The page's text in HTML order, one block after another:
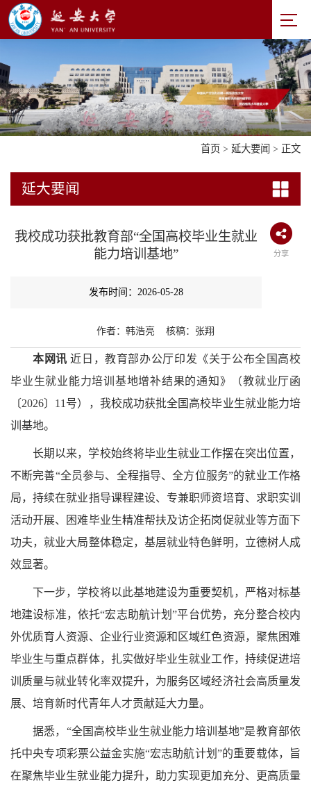
首页 > 延大要闻 > 正文
延大要闻
我校成功获批教育部“全国高校毕业生就业
能力培训基地”
分享
发布时间：2026-05-28
作者：韩浩亮 核稿：张翔
本网讯近日，教育部办公厅印发《关于公布全国高校
毕业生就业能力培训基地增补结果的通知》（教就业厅函
〔2026〕11号），我校成功获批全国高校毕业生就业能力培
训基地。
长期以来，学校始终将毕业生就业工作摆在突出位置，
不断完善“全员参与、全程指导、全方位服务”的就业工作格
局，持续在就业指导课程建设、专兼职师资培育、求职实训
活动开展、困难毕业生精准帮扶及访企拓岗促就业等方面下
功夫，就业大局整体稳定，基层就业特色鲜明，立德树人成
效显著。
下一步，学校将以此基地建设为重要契机，严格对标基
地建设标准，依托“宏志助航计划”平台优势，充分整合校内
外优质育人资源、企业行业资源和区域红色资源，聚焦困难
毕业生与重点群体，扎实做好毕业生就业工作，持续促进培
训质量与就业转化率双提升，为服务区域经济社会高质量发
展、培育新时代青年人才贡献延大力量。
据悉，“全国高校毕业生就业能力培训基地”是教育部依
托中央专项彩票公益金实施“宏志助航计划”的重要载体，旨
在聚焦毕业生就业能力提升，助力实现更加充分、更高质量